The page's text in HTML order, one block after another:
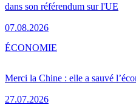
dans son référendum sur l'UE
07.08.2026
Merci la Chine : elle a sauvé
27.07.2026
ÉCONOMIE